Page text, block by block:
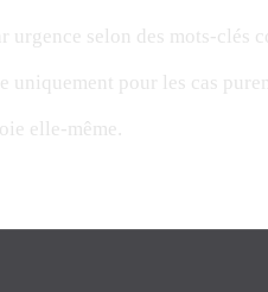
urgence selon des mots-clés
uniquement pour les cas
elle-même.